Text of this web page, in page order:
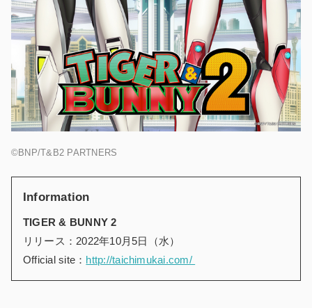
©BNP/T&B2 PARTNERS
Information
TIGER & BUNNY 2
リリース：2022年10月5日（水）
Official site： http://taichimukai.com/